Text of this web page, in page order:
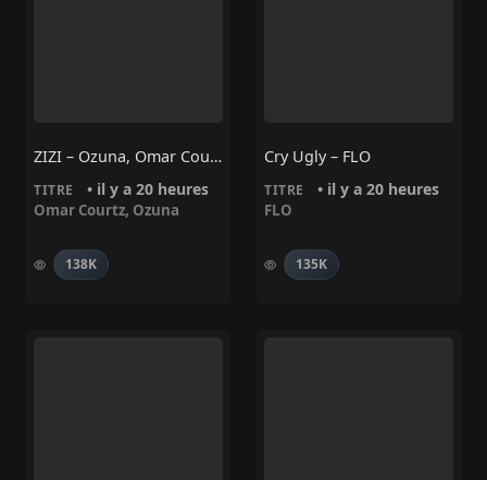
ZIZI – Ozuna, Omar Courtz
TITRE • il y a 20 heures
Omar Courtz, Ozuna
138K
Cry Ugly – FLO
TITRE • il y a 20 heures
FLO
135K